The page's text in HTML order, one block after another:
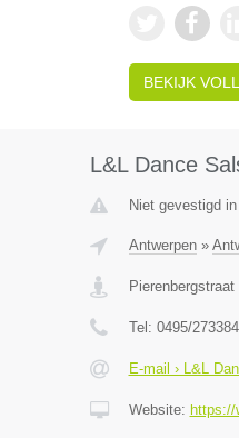
BEKIJK
L&L Dance
Niet gevestigd
Antwerpen»
Pierenbergstraat
Tel: 0495/273384
E-mail › L&L
Website: https://